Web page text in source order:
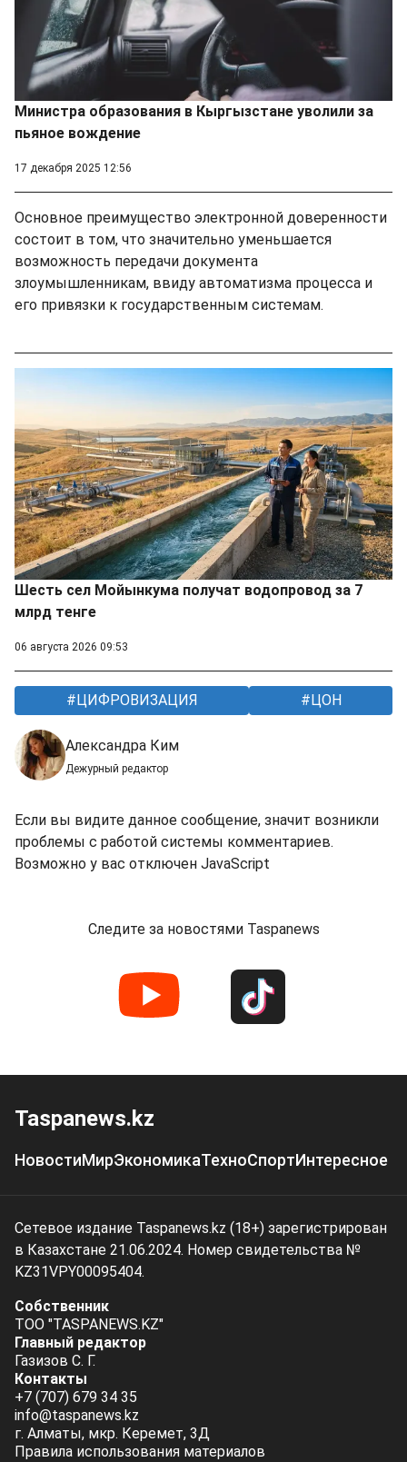
Министра образования в Кыргызстане уволили за
пьяное вождение
17 декабря 2025 12:56
Основное преимущество электронной доверенности
состоит в том, что значительно уменьшается
возможность передачи документа
злоумышленникам, ввиду автоматизма процесса и
его привязки к государственным системам.
Шесть сел Мойынкума получат водопровод за 7
млрд тенге
06 августа 2026 09:53
ЦИФРОВИЗАЦИЯ ЦОН
Александра Ким
Дежурный редактор
Если вы видите данное сообщение, значит возникли
проблемы с работой системы комментариев.
Возможно у вас отключен JavaScript
Следите за новостями Taspanews
Taspanews.kz
НовостиМирЭкономикаТехноСпортИнтересное
Сетевое издание Taspanews.kz (18+) зарегистрирован
в Казахстане 21.06.2024. Номер свидетельства №
KZ31VPY00095404.
Собственник
ТОО "TASPANEWS.KZ"
Главный редактор
Газизов С. Г.
Контакты
+7 (707) 679 34 35
info@taspanews.kz
г. Алматы, мкр. Керемет, 3Д
Правила использования материалов